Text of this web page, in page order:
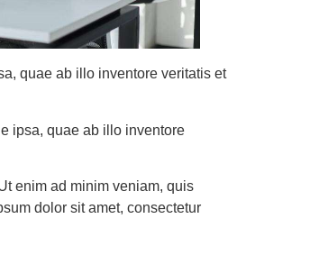
quae ab illo inventore veritatis et
ipsa, quae ab illo inventore
enim ad minim veniam, quis
dolor sit amet, consectetur